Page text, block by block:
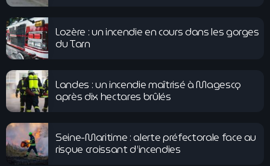
Lozère : un incendie en cours dans les gorges
du Tarn
Landes : un incendie maîtrisé à Magescq
après dix hectares brûlés
Seine-Maritime : alerte préfectorale face au
risque croissant d’incendies